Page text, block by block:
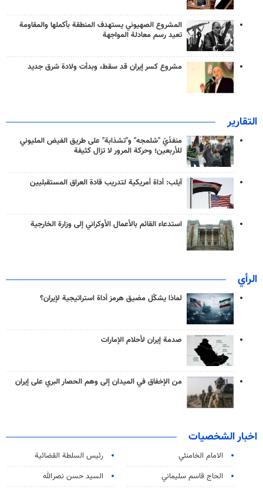
المشروع الصهيوني يستهدف المنطقة بأكملها والمقاومة
تعيد رسم معادلة المواجهة
مشروع كسر إيران قد سقط، وبدأت ولادة شرق جديد
التقارير
منفذَيّ "شلمجه" و"تشذابة" على طريق الفيض المليوني
للأربعين؛ وحركة المرور لا تزال كثيفة
آيلب: أداة أمريكية لتدريب قادة العراق المستقبليين
استدعاء القائم بالأعمال الأوكراني إلى وزارة الخارجية
الرأي
لماذا يشكّل مضيق هرمز أداة استراتيجية لإيران؟
صدمة إيران لأحلام الإمارات
من الإخفاق في الميدان إلى وهم الحصار البري على إيران
اخبار الشخصيات
الامام الخامنئي
رئیس السلطة القضائیة
الحاج قاسم سليماني
السيد حسن نصرالله